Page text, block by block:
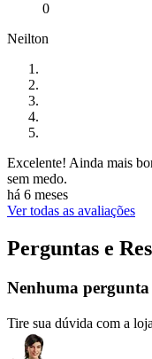
0
Neilton
Excelente! Ainda mais
sem medo.
há 6 meses
Ver todas as avaliações
Perguntas e
Nenhuma
Tire sua dúvida com a